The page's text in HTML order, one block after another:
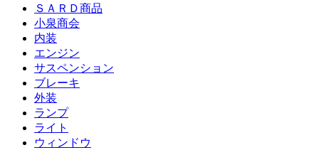
ＳＡＲＤ商品
小泉商会
内装
エンジン
サスペンション
ブレーキ
外装
ランプ
ライト
ウィンドウ